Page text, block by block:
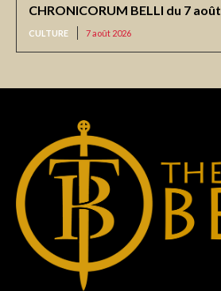
CHRONICORUM BELLI du 7 août
CULTURE 7 août 2026